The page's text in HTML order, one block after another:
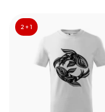
2 + 1